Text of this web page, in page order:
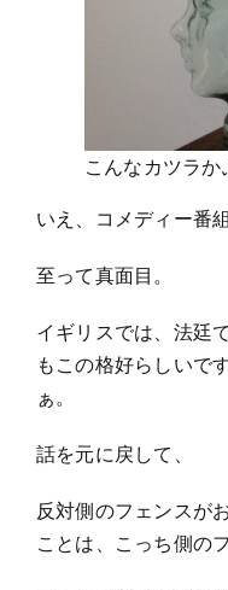
こんなカツラか
いえ、コメディー番
至って真面目。
イギリスでは、法廷
もこの格好らしいで
ぁ。
話を元に戻して、
反対側のフェンスが
ことは、こっち側の